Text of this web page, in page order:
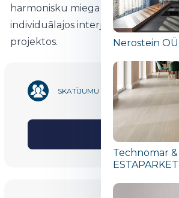
harmonisku miega pieredzi -
individuālajos interjeros, gan
projektos.
SKATĪJUMU SKAITS
DALĪTIES
Nerostein
Technomar &
ESTAPARKET